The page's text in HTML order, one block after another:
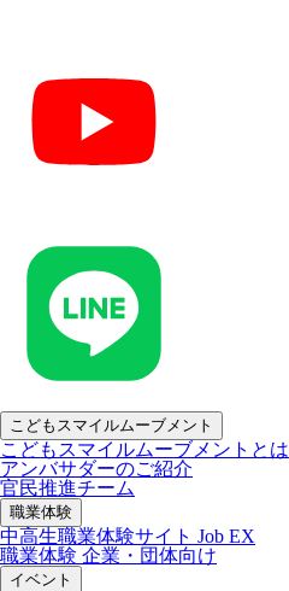
こどもスマイルムーブメント
こどもスマイルムーブメントとは
アンバサダーのご紹介
官民推進チーム
職業体験
中高生職業体験サイト Job EX
職業体験 企業・団体向け
イベント